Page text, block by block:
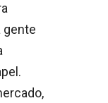
gente